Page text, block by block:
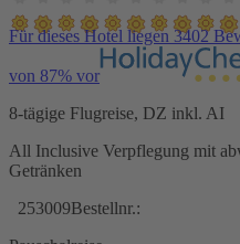
Für dieses Hotel liegen 3402
von 87% vor
8-tägige Flugreise, DZ inkl. AI
All Inclusive Verpflegung mit
Getränken
253009Bestellnr.: